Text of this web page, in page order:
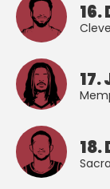
16.
17.
18.